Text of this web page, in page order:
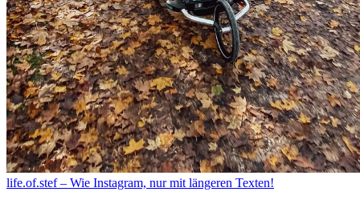
life.of.stef – Wie Instagram, nur mit längeren Texten!